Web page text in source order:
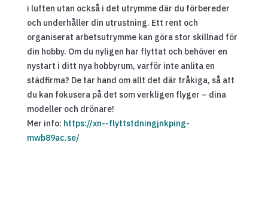
i luften utan också i det utrymme där du förbereder
och underhåller din utrustning. Ett rent och
organiserat arbetsutrymme kan göra stor skillnad för
din hobby. Om du nyligen har flyttat och behöver en
nystart i ditt nya hobbyrum, varför inte anlita en
städfirma? De tar hand om allt det där tråkiga, så att
du kan fokusera på det som verkligen flyger – dina
modeller och drönare!
Mer info: https://xn--flyttstdningjnkping-
mwb89ac.se/